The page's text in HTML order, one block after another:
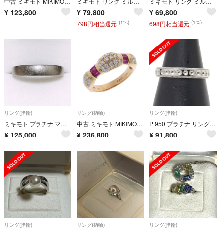
¥ 123,800 ¥ 79,800
798円相当還元 (1%)
¥ 69,800
698円相当還元 (1%)
リング(指輪)
ミキモト プラチナ マリッジ リング Pt950 4mm 8.5g
¥ 125,000
リング(指輪)
中古 ミキモト MIKIMOTO レディース リング・指輪 K18イエローゴールド YG ルビー /ダイヤモンド
¥ 236,800
リング(指輪)
Pt950 プラチナ リング 指輪 【1-0238685】
¥ 91,800
リング(指輪) リング(指輪) リング(指輪)